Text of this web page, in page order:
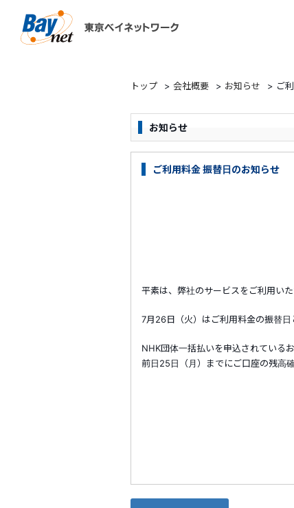
トップ > 会社概要 > お知らせ > ご
お知らせ
ご利用料金 振替日のお知らせ
平素は、弊社のサービスをご利用い
7月26日（火）はご利用料金の振替日
NHK団体一括払いを申込されている
前日25日（月）までにご口座の残高